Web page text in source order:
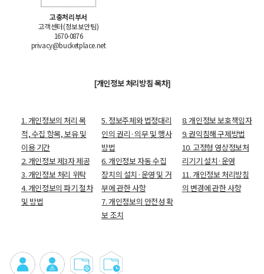
고충처리부서
고객센터(정보보안팀)
1670-0876
privacy@bucketplace.net
[개인정보 처리방침 목차]
1. 개인정보의 처리 목
적, 수집 항목, 보유 및
이용 기간
2. 개인정보 제3자 제공
3. 개인정보 처리 위탁
4. 개인정보의 파기 절차
및 방법
5. 정보주체와 법정대리
인의 권리·의무 및 행사
방법
6. 개인정보 자동 수집
장치의 설치·운영 및 거
부에 관한 사항
7. 개인정보의 안전성 확
보 조치
8. 개인정보 보호책임자
9. 권익침해 구제방법
10. 고정형 영상정보처
리기기 설치·운영
11. 개인정보 처리방침
의 변경에 관한 사항